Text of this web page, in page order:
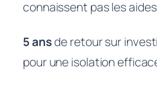
connaissent pas les
5 ansde retour sur
pour une isolation